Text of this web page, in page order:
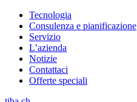
Tecnologia
Consulenza e pianificazione
Servizio
L’azienda
Notizie
Contattaci
Offerte speciali